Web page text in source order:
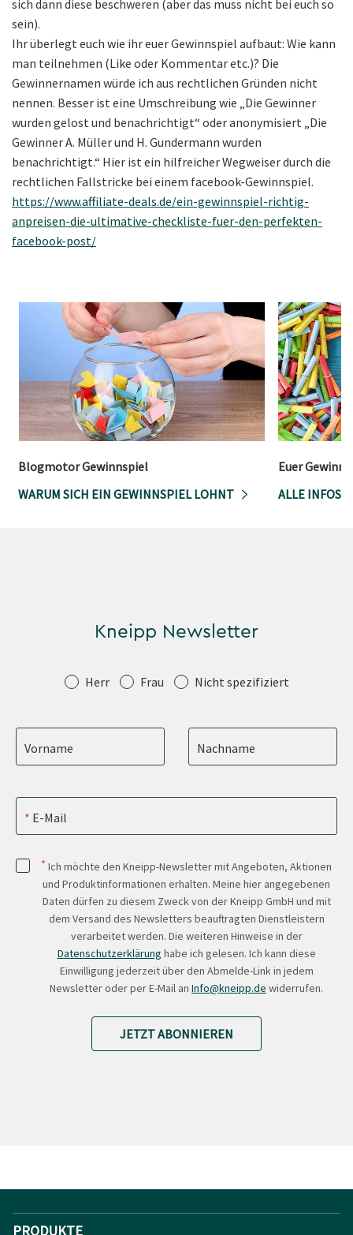
sich dann diese beschweren (aber das muss nicht bei euch so
sein).
Ihr überlegt euch wie ihr euer Gewinnspiel aufbaut: Wie kann
man teilnehmen (Like oder Kommentar etc.)? Die
Gewinnernamen würde ich aus rechtlichen Gründen nicht
nennen. Besser ist eine Umschreibung wie „Die Gewinner
wurden gelost und benachrichtigt“ oder anonymisiert „Die
Gewinner A. Müller und H. Gundermann wurden
benachrichtigt.“ Hier ist ein hilfreicher Wegweiser durch die
rechtlichen Fallstricke bei einem facebook-Gewinnspiel.
https://www.affiliate-deals.de/ein-gewinnspiel-richtig-
anpreisen-die-ultimative-checkliste-fuer-den-perfekten-
facebook-post/
Blogmotor Gewinnspiel
WARUM SICH EIN GEWINNSPIEL LOHNT
Euer
ALLE INFOS
Kneipp Newsletter
Anrede Herr Frau Nicht spezifiziert
Vorname Nachname
E-Mail
* Ich möchte den Kneipp-Newsletter mit Angeboten, Aktionen
und Produktinformationen erhalten. Meine hier angegebenen
Daten dürfen zu diesem Zweck von der Kneipp GmbH und mit
dem Versand des Newsletters beauftragten Dienstleistern
verarbeitet werden. Die weiteren Hinweise in der
Datenschutzerklärung habe ich gelesen. Ich kann diese
Einwilligung jederzeit über den Abmelde-Link in jedem
Newsletter oder per E-Mail an Info@kneipp.de widerrufen.
JETZT ABONNIEREN
PRODUKTE